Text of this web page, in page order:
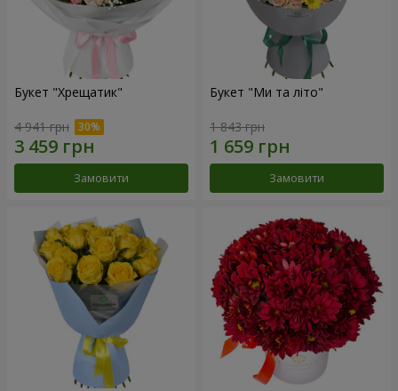
Букет "Хрещатик"
4 941 грн
Замовити
Букет "Ми та літо"
1 843 грн
Замовити